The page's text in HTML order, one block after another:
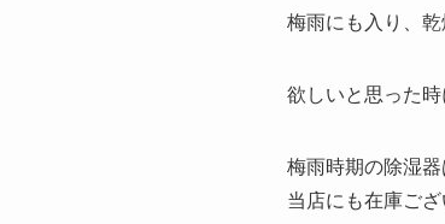
梅雨にも入り、
欲しいと思った
梅雨時期の除湿
当店にも在庫ご